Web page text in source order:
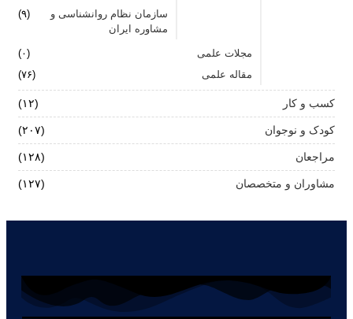
سازمان نظام روانشناسی و
مشاوره ایران
(۹)
مجلات علمی
(۰)
مقاله علمی
(۷۶)
کسب و کار (۱۲)
کودک و نوجوان (۲۰۷)
مراجعان (۱۲۸)
مشاوران و متخصصان (۱۲۷)